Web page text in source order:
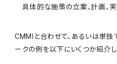
具体的な施策の立案、計画、
CMMIと合わせて、あるいは単
ークの例を以下にいくつか紹介し